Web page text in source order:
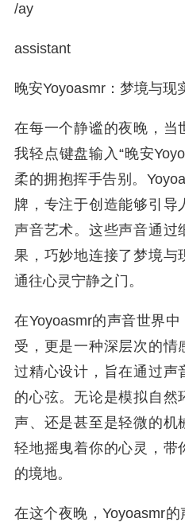
/ay
assistant
晚安Yoyoasmr：梦境与现
在每一个静谧的夜晚，当
我轻点键盘输入“晚安
柔的拥抱挥手告别。
牌，专注于创造能够引导
声音艺术。这些声音通过
果，巧妙地连接了梦境与
通往心灵宁静之门。
在Yoyoasmr的声音世界
受，更是一种深层次的情
过精心设计，旨在通过声
的心弦。无论是模拟自然
声、还是甚至是轻微的机
轻地摇曳着你的心灵，带
的境地。
在这个夜晚，Yoyoasmr的